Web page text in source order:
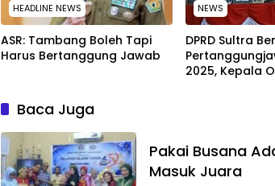
HEADLINE NEWS
ASR: Tambang Boleh Tapi
Harus Bertanggung Jawab
NEWS
DPRD Sultra
2025, Kepala
Baca Juga
Pakai Busana
Masuk Juara